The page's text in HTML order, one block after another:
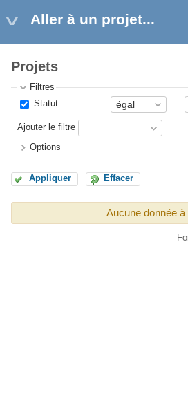
Aller à un projet...
Projets
Filtres
Statut
Ajouter le filtre
Options
Appliquer Effacer
Aucune donnée à